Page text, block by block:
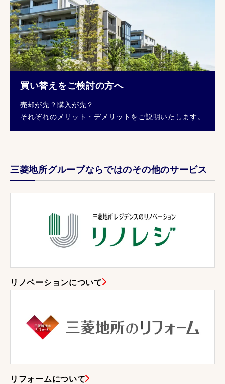
買い替えをご検討の方へ
売却が先？購入が先？
それぞれのメリット・デメリットをご説明いたします。
三菱地所グループならではのその他のサービス
リノベーションについて
リフォームについて